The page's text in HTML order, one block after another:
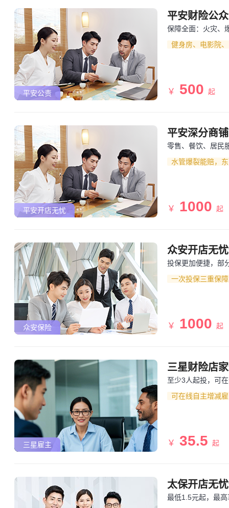
平安公责
平安财险公
保障全面：火灾、
健身房、电影院
￥ 500 起
平安开店无忧
平安深分商
零售、餐饮、居民
水管爆裂能赔，
￥ 1000 起
众安保险
众安开店无
投保更加便捷，部
一次投保三重保障
￥ 1000 起
三星雇主
三星财险店
至少3人起投，可
可在线自主增减
￥ 35.5 起
太保开店无
最低1.5元起，最